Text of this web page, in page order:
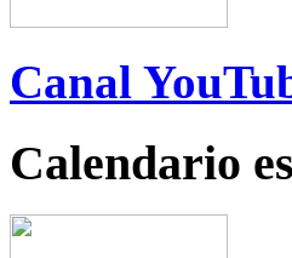
Canal
Calendario